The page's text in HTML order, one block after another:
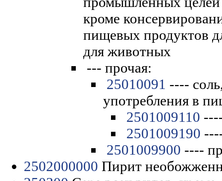
кроме
пищевых продуктов
для животных
--- прочая:
25010091 ----
употребления в
2501009110
2501009190
2501009900 ----
2502000000 Пирит